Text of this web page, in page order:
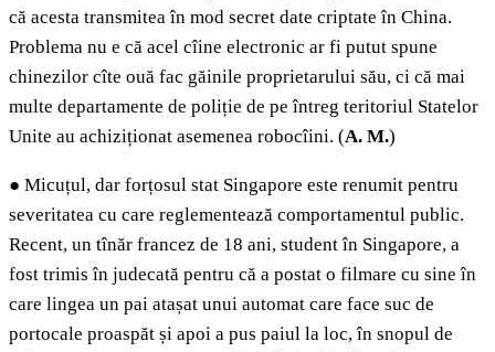
că acesta transmitea în mod secret date criptate în China.
Problema nu e că acel cîine electronic ar fi putut spune
chinezilor cîte ouă fac găinile proprietarului său, ci că mai
multe departamente de poliție de pe întreg teritoriul Statelor
Unite au achiziționat asemenea robocîini. (A. M.)
● Micuțul, dar forțosul stat Singapore este renumit pentru
severitatea cu care reglementează comportamentul public.
Recent, un tînăr francez de 18 ani, student în Singapore, a
fost trimis în judecată pentru că a postat o filmare cu sine în
care lingea un pai atașat unui automat care face suc de
portocale proaspăt și apoi a pus paiul la loc, în snopul de